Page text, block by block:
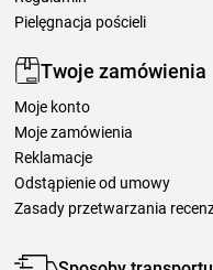
Pielęgnacja pościeli
Twoje zamówienia
Moje konto
Moje zamówienia
Reklamacje
Odstąpienie od umowy
Zasady przetwarzania